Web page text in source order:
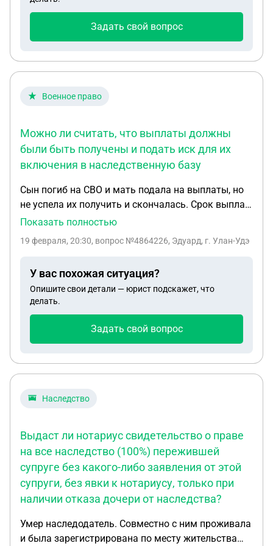
Задать свой вопрос
Военное право
Можно ли считать, что выплаты должны
были быть получены и подать иск для их
включения в наследственную базу
Сын погиб на СВО и мать подала на выплаты, но
не успела их получить и скончалась. Срок выплат
как я прочитал до 3-х месяцев, но срок этот
подачи документов на выплаты прошло 4 месяца.
быть получены и подать иск для их включения в
наследственную базу,
Показать полностью
19 февраля, 20:30, вопрос №4864226, Эдуард, г. Улан-Удэ
У вас похожая ситуация?
Опишите свои детали — юрист подскажет, что
делать.
Задать свой вопрос
Наследство
Выдаст ли нотариус свидетельство о праве
на все наследство (100%) пережившей
супруге без какого-либо заявления от этой
супруги, без явки к нотариусу, только при
наличии отказа дочери от наследства?
Умер наследодатель. Совместно с ним проживала
и была зарегистрирована по месту жительства